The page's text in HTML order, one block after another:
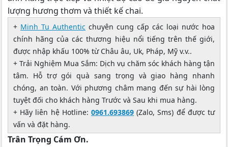
lượng hương thơm và thiết kế chai.
+ Minh Tu Authentic chuyên cung cấp các loại nước hoa
chính hãng của các thương hiệu nổi tiếng trên thế giới,
được nhập khấu 100% từ Châu âu, Uk, Pháp, Mỹ v.v..
+ Trải Nghiệm Mua Sắm: Dịch vụ chăm sóc khách hàng tận
tâm. Hỗ trợ gói quà sang trọng và giao hàng nhanh
chóng, an toàn. Với phương châm mang đến sự hài lòng
tuyệt đối cho khách hàng Trước và Sau khi mua hàng.
+ Hãy liên hệ Hotline: 0961.693869 (Zalo, Sms) để được tư
vấn và đặt hàng.
Trân Trọng Cám Ơn.